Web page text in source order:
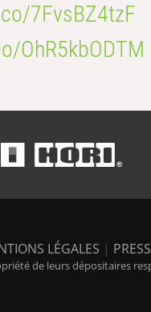
7FvsBZ4tzF
OhR5kbODTM
LÉGALES |
de leurs dépositaires